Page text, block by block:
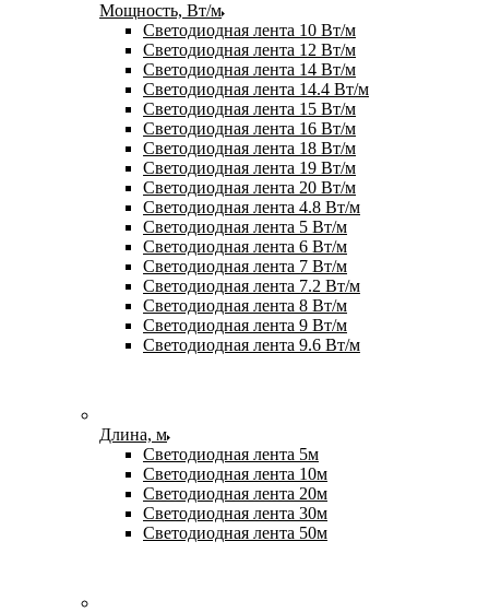
Мощность, Вт/м
Светодиодная лента 10 Вт/м
Светодиодная лента 12 Вт/м
Светодиодная лента 14 Вт/м
Светодиодная лента 14.4 Вт/м
Светодиодная лента 15 Вт/м
Светодиодная лента 16 Вт/м
Светодиодная лента 18 Вт/м
Светодиодная лента 19 Вт/м
Светодиодная лента 20 Вт/м
Светодиодная лента 4.8 Вт/м
Светодиодная лента 5 Вт/м
Светодиодная лента 6 Вт/м
Светодиодная лента 7 Вт/м
Светодиодная лента 7.2 Вт/м
Светодиодная лента 8 Вт/м
Светодиодная лента 9 Вт/м
Светодиодная лента 9.6 Вт/м
Длина, м
Светодиодная лента 5м
Светодиодная лента 10м
Светодиодная лента 20м
Светодиодная лента 30м
Светодиодная лента 50м